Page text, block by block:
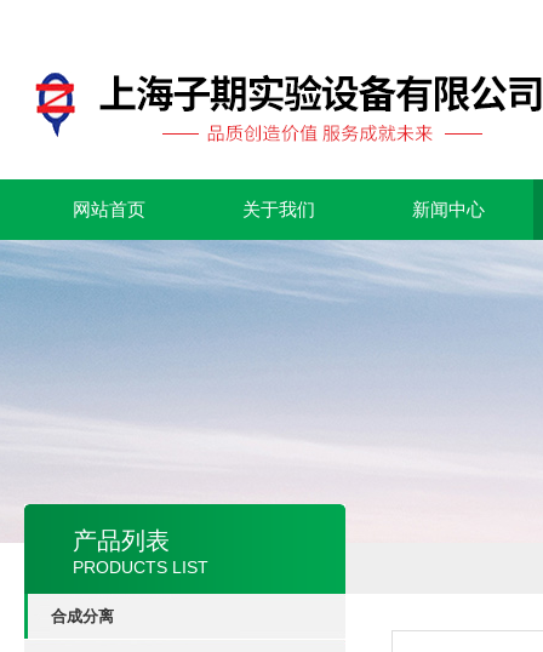
网站首页 关于我们 新闻中心
产品列表
PRODUCTS LIST
合成分离